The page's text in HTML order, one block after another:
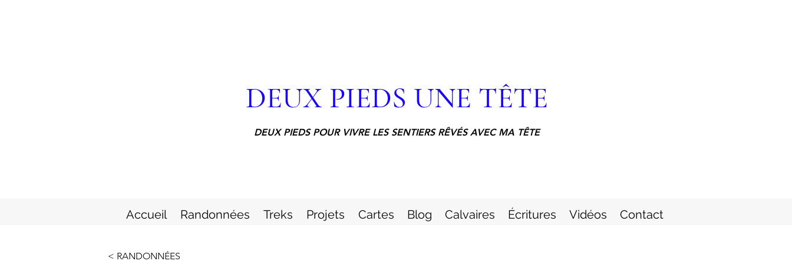
DEUX PIEDS UNE TÊTE
DEUX PIEDS POUR VIVRE LES SENTIERS RÊVÉS AVEC MA TÊTE
Accueil Randonnées Treks Projets Cartes Blog Calvaires Écritures Vidéos Contact
< RANDONNÉES